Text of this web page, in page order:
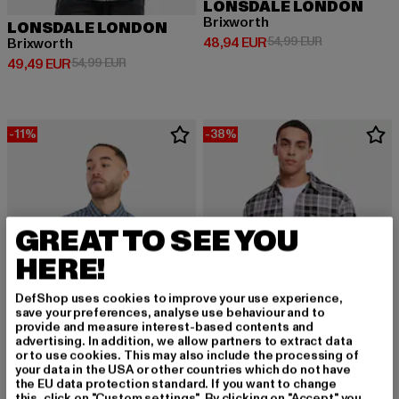
LONSDALE LONDON
Brixworth
49,49 EUR
Derzeitiger Preis: 49,49 EUR
54,99 EURAktionspreis: 54,99 EUR
LONSDALE LONDON
Brixworth
48,94 EUR
Derzeitiger Preis: 48,94 EUR
54,99 EURAktionspreis:
-11% -38%
URBAN CLASSICS
GREAT TO SEE YOU
HERE!
DefShop uses cookies to improve your use experience,
save your preferences, analyse use behaviour and to
provide and measure interest-based contents and
advertising. In addition, we allow partners to extract data
or to use cookies. This may also include the processing of
your data in the USA or other countries which do not have
the EU data protection standard. If you want to change